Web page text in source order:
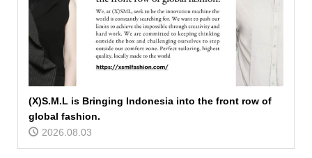
(X)S.M.L is Bringing Indonesia into the front row of
global fashion.
2026.08.03